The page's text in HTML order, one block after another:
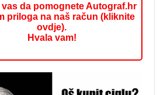
vas da pomognete Autograf.hr
priloga na naš račun (kliknite
ovdje).
Hvala vam!